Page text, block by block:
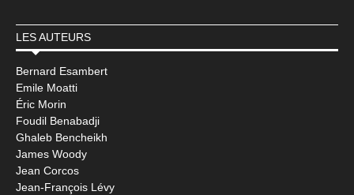
LES AUTEURS
Bernard Esambert
Emile Moatti
Éric Morin
Foudil Benabadji
Ghaleb Bencheikh
James Woody
Jean Corcos
Jean-François Lévy